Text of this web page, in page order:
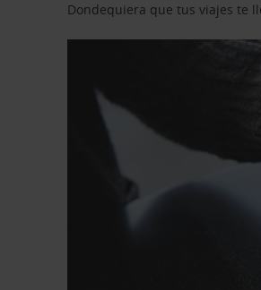
Dondequiera que tus viajes te